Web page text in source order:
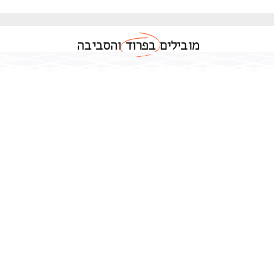
מוביליםבפרודוהסביבה